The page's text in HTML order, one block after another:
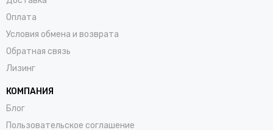
Оплата
Условия обмена и возврата
Обратная связь
Лизинг
КОМПАНИЯ
Блог
Пользовательское соглашение